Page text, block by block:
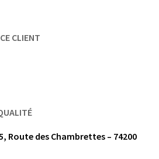
CLIENT
Route des Chambrettes – 74200